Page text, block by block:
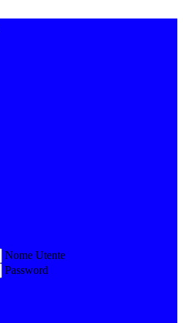
Nome Utente
Password